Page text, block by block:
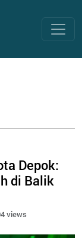
Depok:
di Balik
views